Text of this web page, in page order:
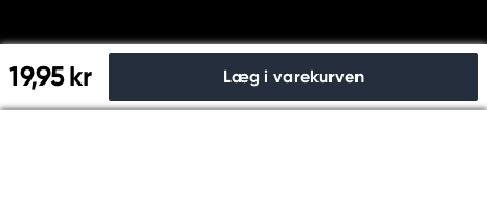
19,95 kr Læg i varekurven